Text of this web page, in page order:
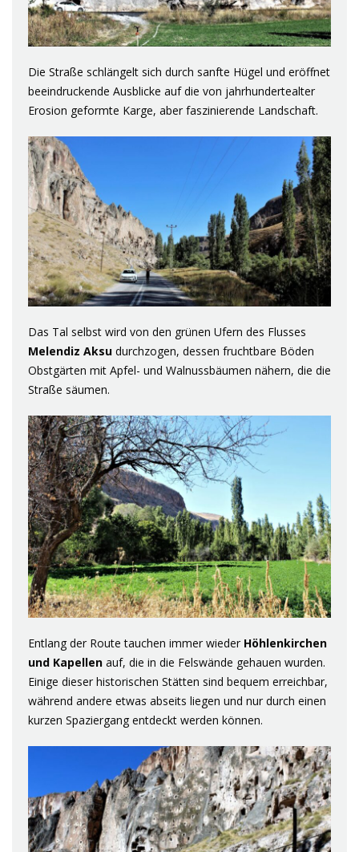
Die Straße schlängelt sich durch sanfte Hügel und eröffnet
beeindruckende Ausblicke auf die von jahrhundertealter
Erosion geformte Karge, aber faszinierende Landschaft.
Das Tal selbst wird von den grünen Ufern des Flusses
Melendiz Aksu durchzogen, dessen fruchtbare Böden
Obstgärten mit Apfel- und Walnussbäumen nähern, die die
Straße säumen.
Entlang der Route tauchen immer wieder Höhlenkirchen
und Kapellen auf, die in die Felswände gehauen wurden.
Einige dieser historischen Stätten sind bequem erreichbar,
während andere etwas abseits liegen und nur durch einen
kurzen Spaziergang entdeckt werden können.